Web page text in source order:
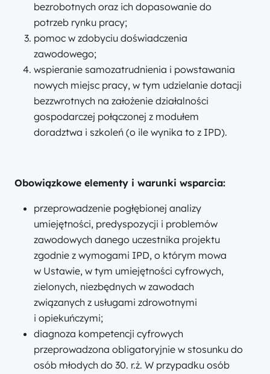
bezrobotnych oraz ich dopasowanie do
potrzeb rynku pracy;
pomoc w zdobyciu doświadczenia
zawodowego;
wspieranie samozatrudnienia i powstawania
nowych miejsc pracy, w tym udzielanie dotacji
bezzwrotnych na założenie działalności
gospodarczej połączonej z modułem
doradztwa i szkoleń (o ile wynika to z IPD).
Obowiązkowe elementy i warunki wsparcia:
przeprowadzenie pogłębionej analizy
umiejętności, predyspozycji i problemów
zawodowych danego uczestnika projektu
zgodnie z wymogami IPD, o którym mowa
w Ustawie, w tym umiejętności cyfrowych,
zielonych, niezbędnych w zawodach
związanych z usługami zdrowotnymi
i opiekuńczymi;
diagnoza kompetencji cyfrowych
przeprowadzona obligatoryjnie w stosunku do
osób młodych do 30. r.ż. W przypadku osób